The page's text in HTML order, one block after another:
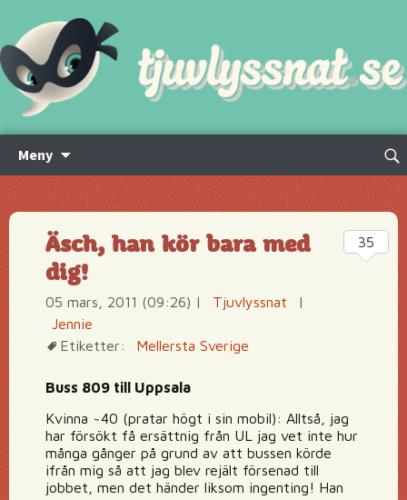
Meny
innehåll
Sök
Äsch, han kör bara med
dig!
05 mars, 2011 (09:26) | Tjuvlyssnat
|
Jennie
Etiketter:
Mellersta Sverige
Buss 809 till Uppsala
Kvinna ~40 (pratar högt i sin mobil): Alltså, jag
har försökt få ersättnig från UL jag vet inte hur
många gånger på grund av att bussen körde
ifrån mig så att jag blev rejält försenad till
jobbet, men det händer liksom ingenting! Han
35